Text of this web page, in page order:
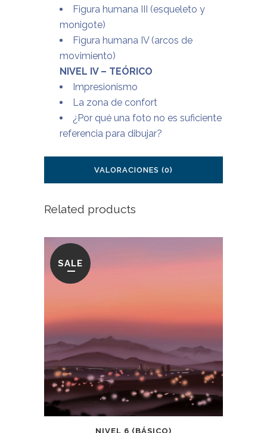
Figura humana III (esqueleto y
monigote)
Figura humana IV (arcos de
movimiento)
NIVEL IV – TEÓRICO
Impresionismo
La zona de confort
¿Por qué una foto no es suficiente
referencia para dibujar?
VALORACIONES (0)
Related products
SALE
NIVEL 6 (BÁSICO)